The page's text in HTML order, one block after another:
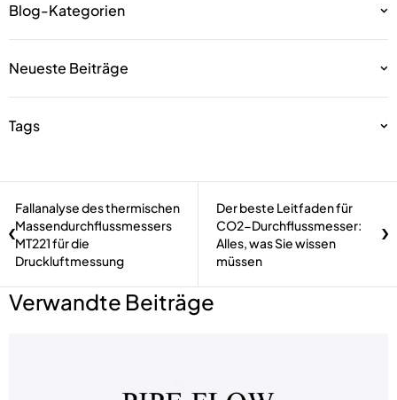
Blog-Kategorien
Neueste Beiträge
Tags
Fallanalyse des thermischen
Massendurchflussmessers
MT221 für die
Druckluftmessung
Der beste Leitfaden für
CO2-Durchflussmesser:
Alles, was Sie wissen
müssen
Verwandte Beiträge